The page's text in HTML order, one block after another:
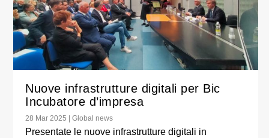
Nuove infrastrutture digitali per Bic
Incubatore d’impresa
28 Mar 2025 |Global news
Presentate le nuove infrastrutture digitali in